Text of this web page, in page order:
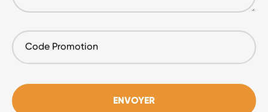
Code
Promotion
ENVOYER